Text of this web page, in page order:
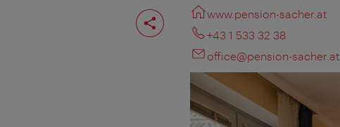
Partager
cette
page
www.pension-sacher.at
+43 1 533 32 38
office@pension-sacher.at